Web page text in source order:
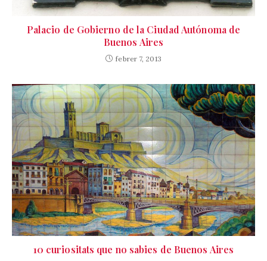
Palacio de Gobierno de la Ciudad Autónoma de
Buenos Aires
febrer 7, 2013
10 curiositats que no sabies de Buenos Aires